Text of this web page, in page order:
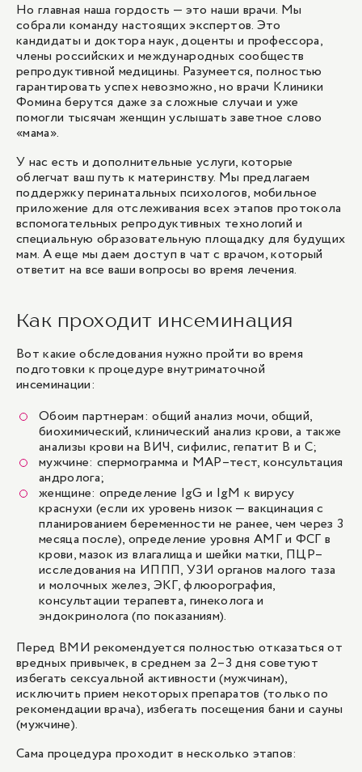
Но главная наша гордость — это наши врачи. Мы
собрали команду настоящих экспертов. Это
кандидаты и доктора наук, доценты и профессора,
члены российских и международных сообществ
репродуктивной медицины. Разумеется, полностью
гарантировать успех невозможно, но врачи Клиники
Фомина берутся даже за сложные случаи и уже
помогли тысячам женщин услышать заветное слово
«мама».
У нас есть и дополнительные услуги, которые
облегчат ваш путь к материнству. Мы предлагаем
поддержку перинатальных психологов, мобильное
приложение для отслеживания всех этапов протокола
вспомогательных репродуктивных технологий и
специальную образовательную площадку для будущих
мам. А еще мы даем доступ в чат с врачом, который
ответит на все ваши вопросы во время лечения.
Как проходит инсеминация
Вот какие обследования нужно пройти во время
подготовки к процедуре внутриматочной
инсеминации:
Обоим партнерам: общий анализ мочи, общий,
биохимический, клинический анализ крови, а также
анализы крови на ВИЧ, сифилис, гепатит В и С;
мужчине: спермограмма и MAP–тест, консультация
андролога;
женщине: определение IgG и IgM к вирусу
краснухи (если их уровень низок — вакцинация с
планированием беременности не ранее, чем через 3
месяца после), определение уровня АМГ и ФСГ в
крови, мазок из влагалища и шейки матки, ПЦР–
исследования на ИППП, УЗИ органов малого таза
и молочных желез, ЭКГ, флюорография,
консультации терапевта, гинеколога и
эндокринолога (по показаниям).
Перед ВМИ рекомендуется полностью отказаться от
вредных привычек, в среднем за 2–3 дня советуют
избегать сексуальной активности (мужчинам),
исключить прием некоторых препаратов (только по
рекомендации врача), избегать посещения бани и сауны
(мужчине).
Сама процедура проходит в несколько этапов: